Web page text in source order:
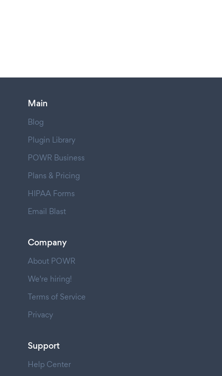
Main
Blog
Plugin Library
POWR Business
Plans & Pricing
HIPAA Forms
Email Blast
Company
About POWR
We're hiring!
Terms of Service
Privacy
Support
Help Center